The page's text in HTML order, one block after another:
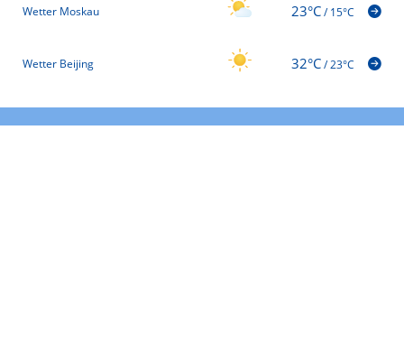
Wetter Moskau 23°C/15°C
Wetter Beijing 32°C/23°C